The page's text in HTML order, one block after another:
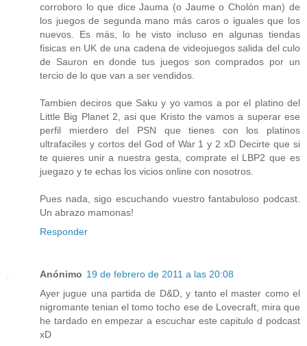
corroboro lo que dice Jauma (o Jaume o Cholón man) de
los juegos de segunda mano más caros o iguales que los
nuevos. Es más, lo he visto incluso en algunas tiendas
fisicas en UK de una cadena de videojuegos salida del culo
de Sauron en donde tus juegos son comprados por un
tercio de lo que van a ser vendidos.
Tambien deciros que Saku y yo vamos a por el platino del
Little Big Planet 2, asi que Kristo the vamos a superar ese
perfil mierdero del PSN que tienes con los platinos
ultrafaciles y cortos del God of War 1 y 2 xD Decirte que si
te quieres unir a nuestra gesta, comprate el LBP2 que es
juegazo y te echas los vicios online con nosotros.
Pues nada, sigo escuchando vuestro fantabuloso podcast.
Un abrazo mamonas!
Responder
Anónimo 19 de febrero de 2011 a las 20:08
Ayer jugue una partida de D&D, y tanto el master como el
nigromante tenian el tomo tocho ese de Lovecraft, mira que
he tardado en empezar a escuchar este capitulo d podcast
xD